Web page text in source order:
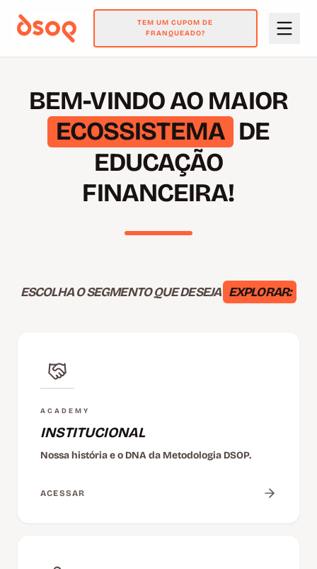
TEM UM CUPOM DE
FRANQUEADO?
BEM-VINDO AO MAIOR
ECOSSISTEMA DE
EDUCAÇÃO
FINANCEIRA!
ESCOLHA O SEGMENTO QUE DESEJA EXPLORAR:
ACADEMY
INSTITUCIONAL
Nossa história e o DNA da Metodologia DSOP.
ACESSAR